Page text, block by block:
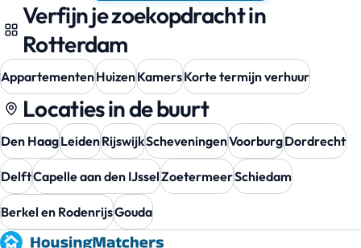
Verfijn je zoekopdracht in
Rotterdam
AppartementenHuizenKamersKorte termijn verhuur
Locaties in de buurt
Den HaagLeidenRijswijkScheveningenVoorburgDordrecht
DelftCapelle aan den IJsselZoetermeerSchiedam
Berkel en RodenrijsGouda